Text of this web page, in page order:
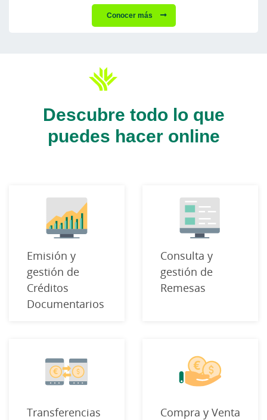
Conocer más
Descubre todo lo que
puedes hacer online
Emisión y
gestión de
Créditos
Documentarios
Consulta y
gestión de
Remesas
Transferencias Compra y Venta